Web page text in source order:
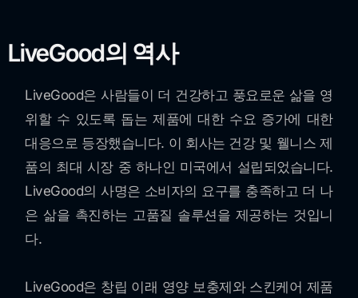
LiveGood의 역사
LiveGood은 사람들이 더 건강하고 풍요로운 삶을 영
위할 수 있도록 돕는 제품에 대한 수요 증가에 대한
대응으로 등장했습니다. 이 회사는 건강 및 웰니스 제
품의 최대 시장 중 하나인 미국에서 설립되었습니다.
LiveGood의 사명은 소비자의 요구를 충족하고 더 나
은 삶을 촉진하는 고품질 솔루션을 제공하는 것입니
다.
LiveGood은 창립 이래 영양 보충제와 스킨케어 제품